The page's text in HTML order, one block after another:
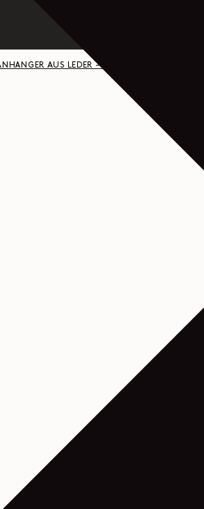
AUS LEDER - WEICHES NAPPALEDER